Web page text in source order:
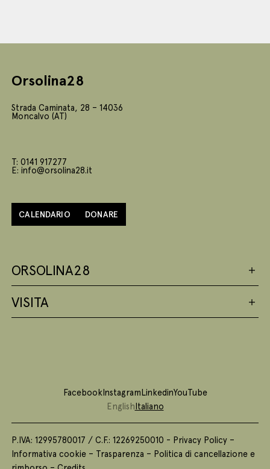
Orsolina28
Strada Caminata, 28 – 14036
Moncalvo (AT)
T: 0141 917277
E: info@orsolina28.it
CALENDARIO DONARE
ORSOLINA28
VISITA
FacebookInstagramLinkedinYouTube
EnglishItaliano
P.IVA: 12995780017 / C.F.: 12269250010 - Privacy Policy –
Informativa cookie – Trasparenza – Politica di cancellazione e